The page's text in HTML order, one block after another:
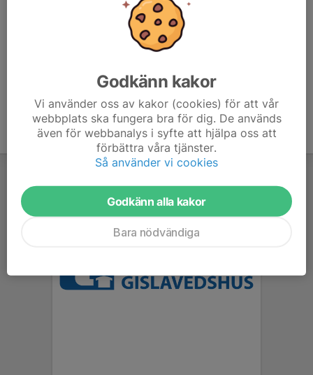
Godkänn kakor
Vi använder oss av kakor (cookies) för att vår
webbplats ska fungera bra för dig. De används
även för webbanalys i syfte att hjälpa oss att
förbättra våra tjänster.
Så använder vi cookies
Godkänn alla kakor
Bara nödvändiga